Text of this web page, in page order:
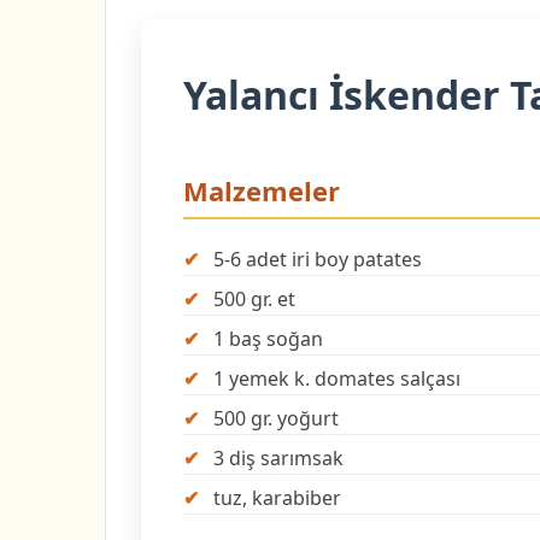
Yalancı İskender
Malzemeler
5-6 adet iri boy patates
500 gr. et
1 baş soğan
1 yemek k. domates salçası
500 gr. yoğurt
3 diş sarımsak
tuz, karabiber